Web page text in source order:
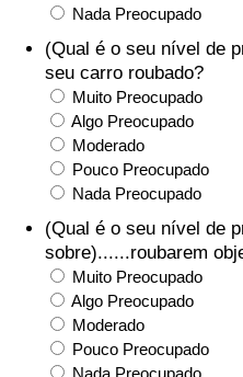
Nada Preocupado
(Qual é o seu nível de
seu carro roubado?
Muito Preocupado
Algo Preocupado
Moderado
Pouco Preocupado
Nada Preocupado
(Qual é o seu nível de
sobre)......roubarem
Muito Preocupado
Algo Preocupado
Moderado
Pouco Preocupado
Nada Preocupado